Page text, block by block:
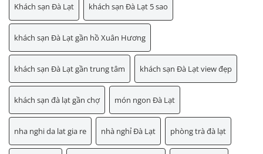
Khách sạn Đà Lạt khách sạn Đà Lạt 5 sao
khách sạn Đà Lạt gần hồ Xuân Hương
khách sạn Đà Lạt gần trung tâm khách sạn Đà Lạt view đẹp
khách sạn đà lạt gần chợ món ngon Đà Lạt
nha nghi da lat gia re nhà nghỉ Đà Lạt phòng trà đà lạt